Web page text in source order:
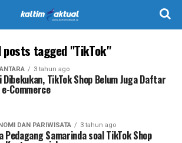
posts tagged "TikTok"
3 tahun ago
Dibekukan, TikTok Shop Belum Juga Daftar
e-Commerce
DAN PARIWISATA 3 tahun ago
Pedagang Samarinda soal TikTok Shop